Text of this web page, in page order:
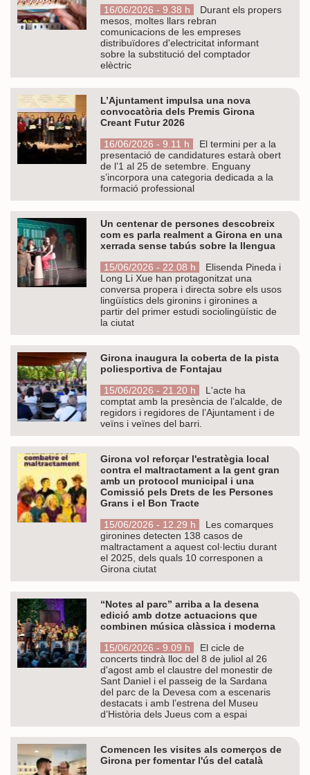
16/06/2026 - 9.38 h
Durant els propers
mesos, moltes llars rebran
comunicacions de les empreses
distribuïdores d'electricitat informant
sobre la substitució del comptador
elèctric
L’Ajuntament impulsa una nova
convocatòria dels Premis Girona
Creant Futur 2026
16/06/2026 - 9.11 h
El termini per a la
presentació de candidatures estarà obert
de l’1 al 25 de setembre. Enguany
s’incorpora una categoria dedicada a la
formació professional
Un centenar de persones descobreix
com es parla realment a Girona en una
xerrada sense tabús sobre la llengua
15/06/2026 - 22.08 h
Elisenda Pineda i
Long Li Xue han protagonitzat una
conversa propera i directa sobre els usos
lingüístics dels gironins i gironines a
partir del primer estudi sociolingüístic de
la ciutat
Girona inaugura la coberta de la pista
poliesportiva de Fontajau
15/06/2026 - 21.20 h
L'acte ha
comptat amb la presència de l’alcalde, de
regidors i regidores de l’Ajuntament i de
veïns i veïnes del barri.
Girona vol reforçar l'estratègia local
contra el maltractament a la gent gran
amb un protocol municipal i una
Comissió pels Drets de les Persones
Grans i el Bon Tracte
15/06/2026 - 12.29 h
Les comarques
gironines detecten 138 casos de
maltractament a aquest col·lectiu durant
el 2025, dels quals 10 corresponen a
Girona ciutat
“Notes al parc” arriba a la desena
edició amb dotze actuacions que
combinen música clàssica i moderna
15/06/2026 - 9.09 h
El cicle de
concerts tindrà lloc del 8 de juliol al 26
d'agost amb el claustre del monestir de
Sant Daniel i el passeig de la Sardana
del parc de la Devesa com a escenaris
destacats i amb l’estrena del Museu
d’Història dels Jueus com a espai
Comencen les visites als comerços de
Girona per fomentar l'ús del català